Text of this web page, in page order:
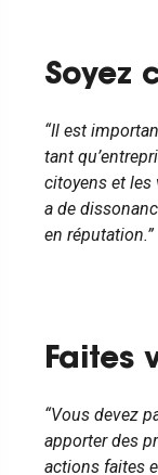
Soyez
“Il est
tant
citoyens et les
a de
en réputation.”
Faites
“Vous devez
apporter des
actions faites